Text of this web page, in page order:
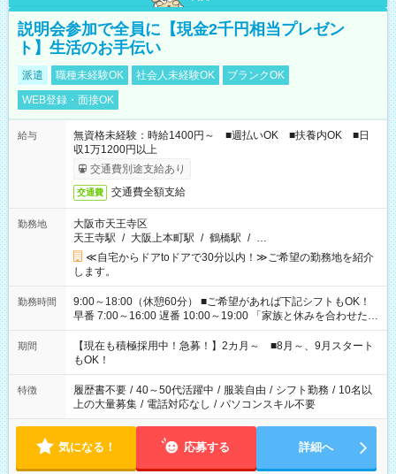
説明会参加で全員に【現金2千円相当プレゼン
ト】生活のお手伝い
派遣 職種未経験OK 社会人未経験OK
ブランクOK
WEB登録・面接OK
給与
無資格未経験：時給1400円～ ■週払いOK ■扶養内OK ■日
収1万1200円以上
交通費別途支給あり
交通費 交通費全額支給
勤務地
大阪市天王寺区
天王寺駅 / 大阪上本町駅 / 鶴橋駅 / …
≪自宅からドアtoドアで30分以内！≫ご希望の勤務地を紹介
します。
勤務時間
9:00～18:00（休憩60分） ■ご希望があれば下記シフトもOK！
早番 7:00～16:00 遅番 10:00～19:00 「家族と休みを合わせた
い」 「余裕を持って夕飯の準備がしたい」 「できれば残業はし
たくない」 など、ご希望を教えてくださいね。 ※Wワーク希望
の方へ 今ご覧のお仕事で希望する勤務時間と、もう1つのお仕事
の勤務時間。 合計で週40時間を超える場合は応募できません。
期間
【現在も積極採用中！急募！】2カ月～ ■8月～、9月スタート
もOK！
特徴 履歴書不要 / 40～50代活躍中 / 服装自由 / シフト勤務 / 10名以
上の大量募集 / 電話対応なし / パソコンスキル不要
気になる！ 応募する 詳細へ